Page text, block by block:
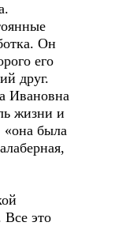
Он
его
друг.
Ивановна
жизни и
«она была
это